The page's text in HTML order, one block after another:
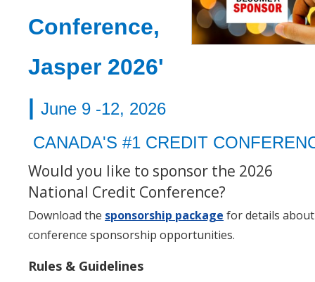
Conference,
Jasper 2026'
| June 9 -12, 2026
CANADA'S #1 CREDIT
Would you like to sponsor the 2026
National Credit Conference?
Download the sponsorship package for details about
conference sponsorship opportunities.
Rules & Guidelines